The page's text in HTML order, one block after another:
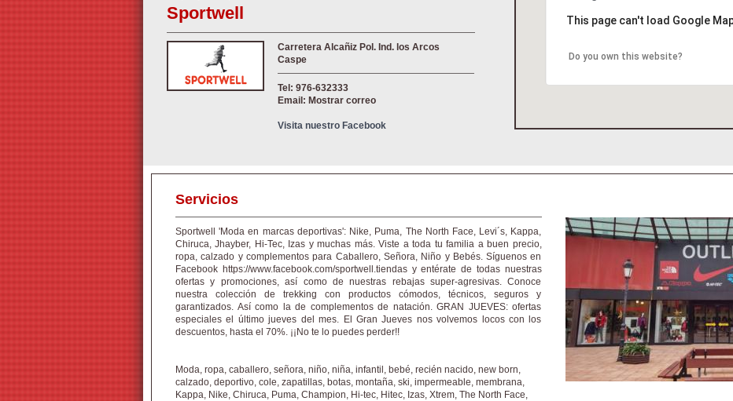
Sportwell
Carretera Alcañiz Pol. Ind. los Arcos
Caspe
Tel: 976-632333
Email: Mostrar correo
Visita nuestro Facebook
This page can't load Google
Do you own this website?
Servicios
Sportwell 'Moda en marcas deportivas': Nike, Puma, The North Face, Levi´s, Kappa,
Chiruca, Jhayber, Hi-Tec, Izas y muchas más. Viste a toda tu familia a buen precio,
ropa, calzado y complementos para Caballero, Señora, Niño y Bebés. Síguenos en
Facebook https://www.facebook.com/sportwell.tiendas y entérate de todas nuestras
ofertas y promociones, así como de nuestras rebajas super-agresivas. Conoce
nuestra colección de trekking con productos cómodos, técnicos, seguros y
garantizados. Así como la de complementos de natación. GRAN JUEVES: ofertas
especiales el último jueves del mes. El Gran Jueves nos volvemos locos con los
descuentos, hasta el 70%. ¡¡No te lo puedes perder!!
Moda, ropa, caballero, señora, niño, niña, infantil, bebé, recién nacido, new born,
calzado, deportivo, cole, zapatillas, botas, montaña, ski, impermeable, membrana,
Kappa, Nike, Chiruca, Puma, Champion, Hi-tec, Hitec, Izas, Xtrem, The North Face,